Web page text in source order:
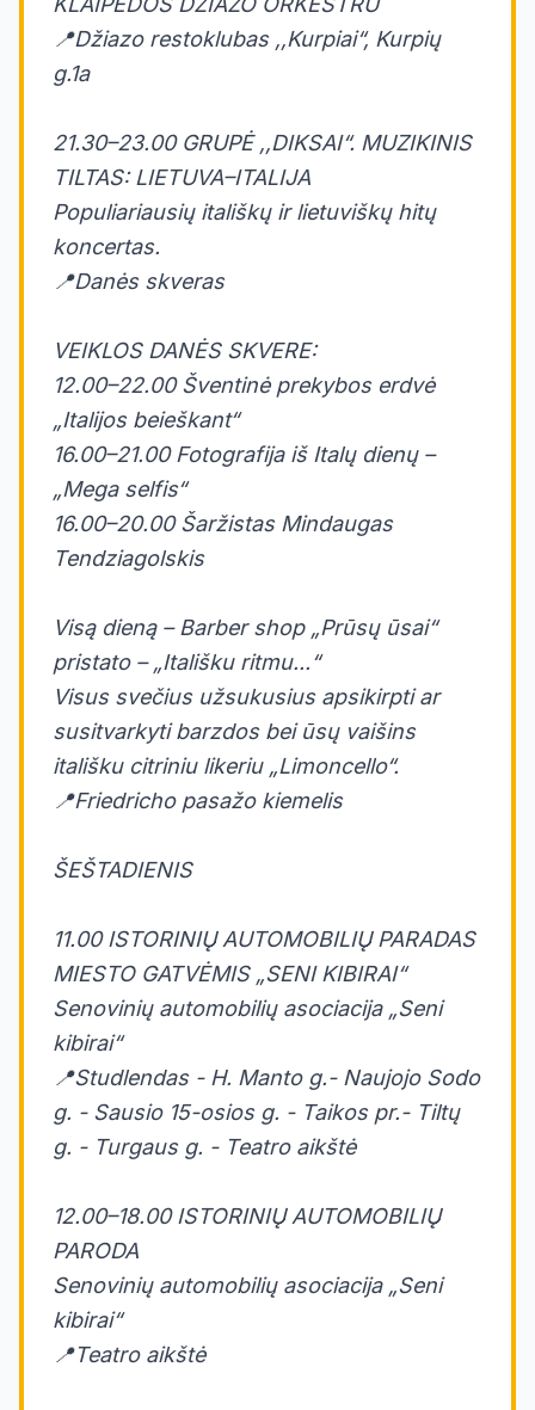
📍Džiazo restoklubas ,,Kurpiai“, Kurpių
g.1a
21.30–23.00 GRUPĖ ,,DIKSAI“. MUZIKINIS
TILTAS: LIETUVA–ITALIJA
Populiariausių itališkų ir lietuviškų hitų
koncertas.
📍Danės skveras
VEIKLOS DANĖS SKVERE:
12.00–22.00 Šventinė prekybos erdvė
„Italijos beieškant“
16.00–21.00 Fotografija iš Italų dienų –
„Mega selfis“
16.00–20.00 Šaržistas Mindaugas
Tendziagolskis
Visą dieną – Barber shop „Prūsų ūsai“
pristato – „Itališku ritmu...“
Visus svečius užsukusius apsikirpti ar
susitvarkyti barzdos bei ūsų vaišins
itališku citriniu likeriu „Limoncello“.
📍Friedricho pasažo kiemelis
ŠEŠTADIENIS
11.00 ISTORINIŲ AUTOMOBILIŲ PARADAS
MIESTO GATVĖMIS „SENI KIBIRAI“
Senovinių automobilių asociacija „Seni
kibirai“
📍Studlendas - H. Manto g.- Naujojo Sodo
g. - Sausio 15-osios g. - Taikos pr.- Tiltų
g. - Turgaus g. - Teatro aikštė
12.00–18.00 ISTORINIŲ AUTOMOBILIŲ
PARODA
Senovinių automobilių asociacija „Seni
kibirai“
📍Teatro aikštė